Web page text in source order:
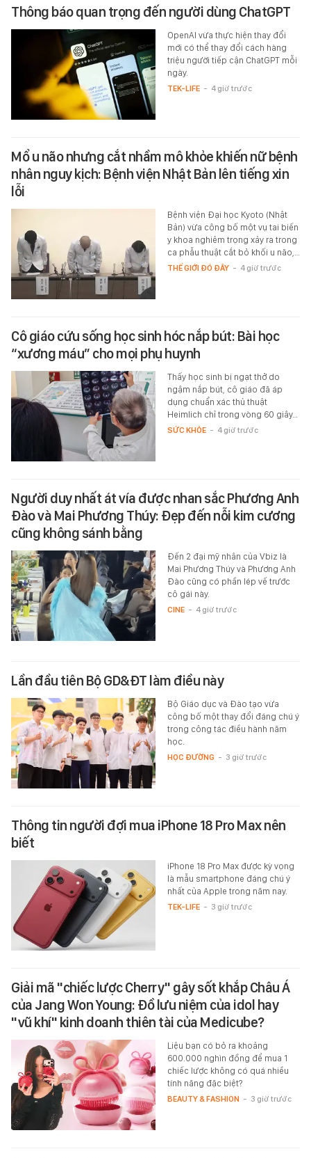
Thông báo quan trọng đến người dùng ChatGPT
OpenAI vừa thực hiện thay đổi
mới có thể thay đổi cách hàng
triệu người tiếp cận ChatGPT mỗi
ngày.
TEK-LIFE - 4 giờ trước
Mổ u não nhưng cắt nhầm mô khỏe khiến nữ bệnh
nhân nguy kịch: Bệnh viện Nhật Bản lên tiếng xin
lỗi
Bệnh viện Đại học Kyoto (Nhật
Bản) vừa công bố một vụ tai biến
y khoa nghiêm trọng xảy ra trong
ca phẫu thuật cắt bỏ khối u não,…
THẾ GIỚI ĐÓ ĐÂY - 4 giờ trước
Cô giáo cứu sống học sinh hóc nắp bút: Bài học
“xương máu” cho mọi phụ huynh
Thấy học sinh bị ngạt thở do
ngậm nắp bút, cô giáo đã áp
dụng chuẩn xác thủ thuật
Heimlich chỉ trong vòng 60 giây…
SỨC KHỎE - 4 giờ trước
Người duy nhất át vía được nhan sắc Phương Anh
Đào và Mai Phương Thúy: Đẹp đến nỗi kim cương
cũng không sánh bằng
Đến 2 đại mỹ nhân của Vbiz là
Mai Phương Thúy và Phương Anh
Đào cũng có phần lép vế trước
cô gái này.
CINE - 4 giờ trước
Lần đầu tiên Bộ GD&ĐT làm điều này
Bộ Giáo dục và Đào tạo vừa
công bố một thay đổi đáng chú ý
trong công tác điều hành năm
học.
HỌC ĐƯỜNG - 3 giờ trước
Thông tin người đợi mua iPhone 18 Pro Max nên
biết
iPhone 18 Pro Max được kỳ vọng
là mẫu smartphone đáng chú ý
nhất của Apple trong năm nay.
TEK-LIFE - 3 giờ trước
Giải mã "chiếc lược Cherry" gây sốt khắp Châu Á
của Jang Won Young: Đồ lưu niệm của idol hay
"vũ khí" kinh doanh thiên tài của Medicube?
Liệu bạn có bỏ ra khoảng
600.000 nghìn đồng để mua 1
chiếc lược không có quá nhiều
tính năng đặc biệt?
BEAUTY & FASHION - 3 giờ trước